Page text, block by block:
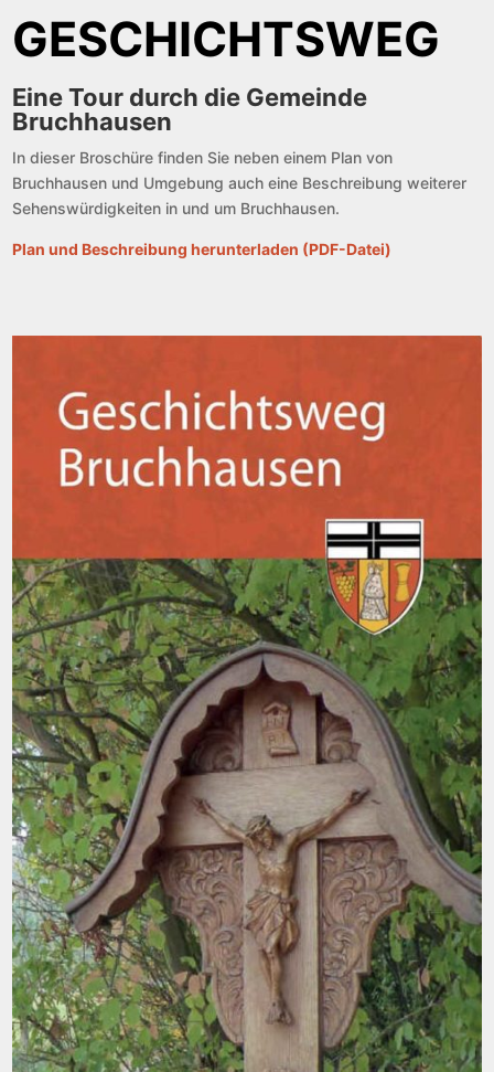
GESCHICHTS­­­WEG
Eine Tour durch die Gemeinde
Bruchhausen
In dieser Broschüre finden Sie neben einem Plan von
Bruchhausen und Umgebung auch eine Beschreibung weiterer
Sehenswürdigkeiten in und um Bruchhausen.
Plan und Beschreibung herunterladen (PDF-Datei)